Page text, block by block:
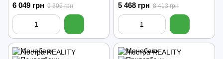
6 049 грн 9 306 грн 5 468 грн 8 413 грн